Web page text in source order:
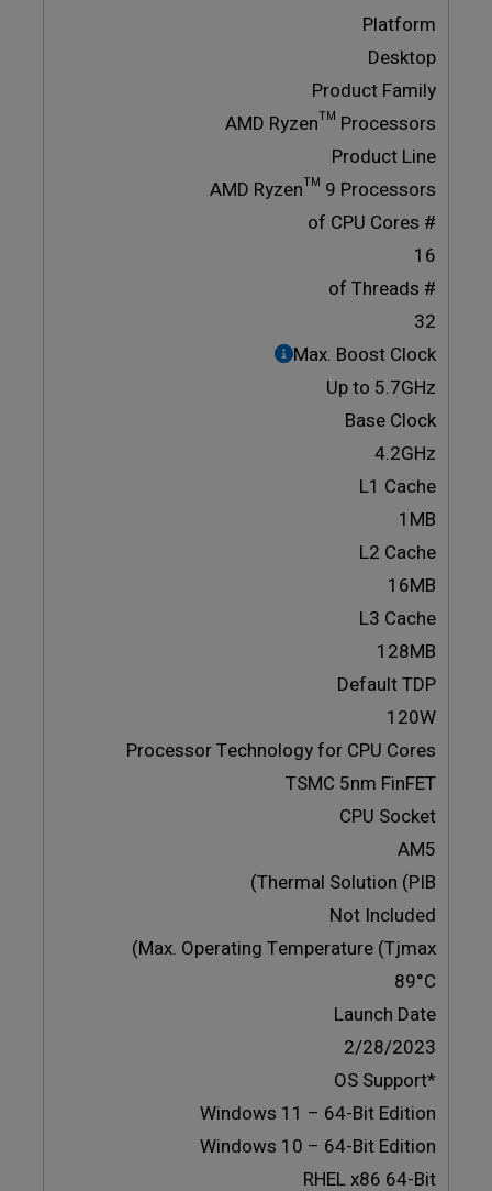
Platform
Desktop
Product Family
AMD Ryzen™ Processors
Product Line
AMD Ryzen™ 9 Processors
# of CPU Cores
16
# of Threads
32
Max. Boost Clock
Up to 5.7GHz
Base Clock
4.2GHz
L1 Cache
1MB
L2 Cache
16MB
L3 Cache
128MB
Default TDP
120W
Processor Technology for CPU Cores
TSMC 5nm FinFET
CPU Socket
AM5
Thermal Solution (PIB)
Not Included
Max. Operating Temperature (Tjmax)
89°C
Launch Date
2/28/2023
*OS Support
Windows 11 – 64-Bit Edition
Windows 10 – 64-Bit Edition
RHEL x86 64-Bit